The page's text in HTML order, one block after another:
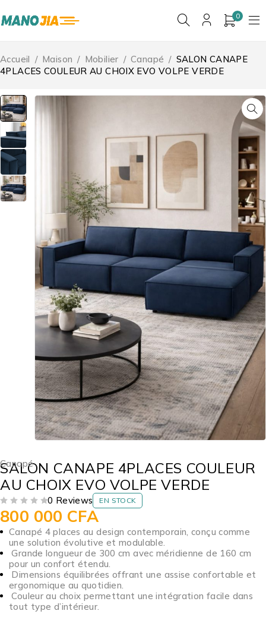
0
Accueil / Maison / Mobilier / Canapé / SALON CANAPE
4PLACES COULEUR AU CHOIX EVO VOLPE VERDE
Canapé
SALON CANAPE 4PLACES COULEUR
AU CHOIX EVO VOLPE VERDE
0 Reviews EN STOCK
800 000 CFA
Canapé 4 places au design contemporain, conçu comme
une solution évolutive et modulable.
Grande longueur de 300 cm avec méridienne de 160 cm
pour un confort étendu.
Dimensions équilibrées offrant une assise confortable et
ergonomique au quotidien.
Couleur au choix permettant une intégration facile dans
tout type d’intérieur.